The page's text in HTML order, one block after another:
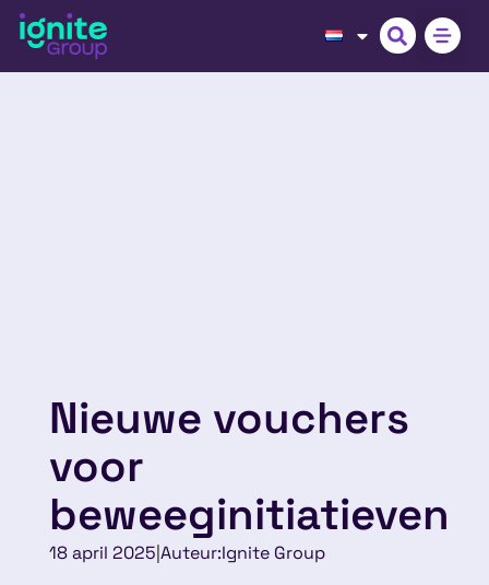
Nieuwe vouchers
voor
beweeginitiatieven
18 april 2025 Auteur:Ignite Group